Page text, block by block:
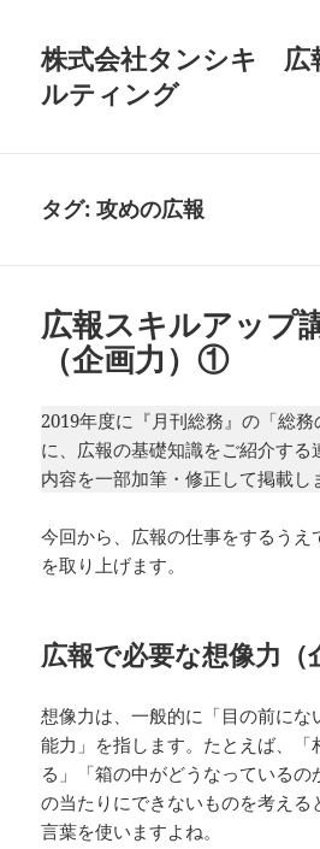
株式会社タンシキ 広
ルティング
タグ:攻めの広報
広報スキルアップ
（企画力）①
2019年度に『月刊総務』の「総務
に、広報の基礎知識をご紹介する
内容を一部加筆・修正して掲載し
今回から、広報の仕事をするうえ
を取り上げます。
広報で必要な想像力（
想像力は、一般的に「目の前にな
能力」を指します。たとえば、「
る」「箱の中がどうなっているの
の当たりにできないものを考える
言葉を使いますよね。